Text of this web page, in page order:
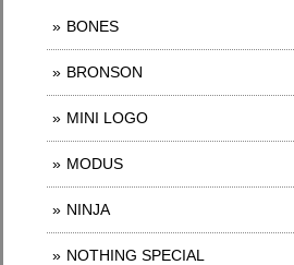
BONES
BRONSON
MINI LOGO
MODUS
NINJA
NOTHING SPECIAL